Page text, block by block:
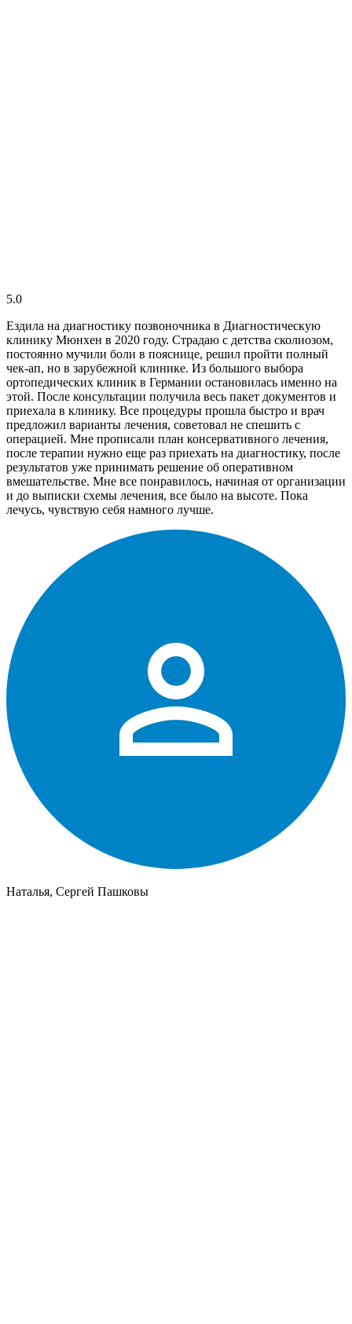
5.0
Ездила на диагностику позвоночника в Диагностическую
клинику Мюнхен в 2020 году. Страдаю с детства сколиозом,
постоянно мучили боли в пояснице, решил пройти полный
чек-ап, но в зарубежной клинике. Из большого выбора
ортопедических клиник в Германии остановилась именно на
этой. После консультации получила весь пакет документов и
приехала в клинику. Все процедуры прошла быстро и врач
предложил варианты лечения, советовал не спешить с
операцией. Мне прописали план консервативного лечения,
после терапии нужно еще раз приехать на диагностику, после
результатов уже принимать решение об оперативном
вмешательстве. Мне все понравилось, начиная от организации
и до выписки схемы лечения, все было на высоте. Пока
лечусь, чувствую себя намного лучше.
Наталья, Сергей Пашковы